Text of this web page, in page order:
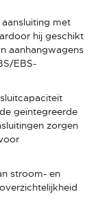
met
hij geschikt
aanhangwagens
EBS-
geïntegreerde
zorgen
stroom- en